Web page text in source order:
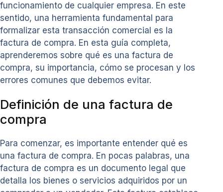
funcionamiento de cualquier empresa. En este
sentido, una herramienta fundamental para
formalizar esta transacción comercial es la
factura de compra. En esta guía completa,
aprenderemos sobre qué es una factura de
compra, su importancia, cómo se procesan y los
errores comunes que debemos evitar.
Definición de una factura de
compra
Para comenzar, es importante entender qué es
una factura de compra. En pocas palabras, una
factura de compra es un documento legal que
detalla los bienes o servicios adquiridos por un